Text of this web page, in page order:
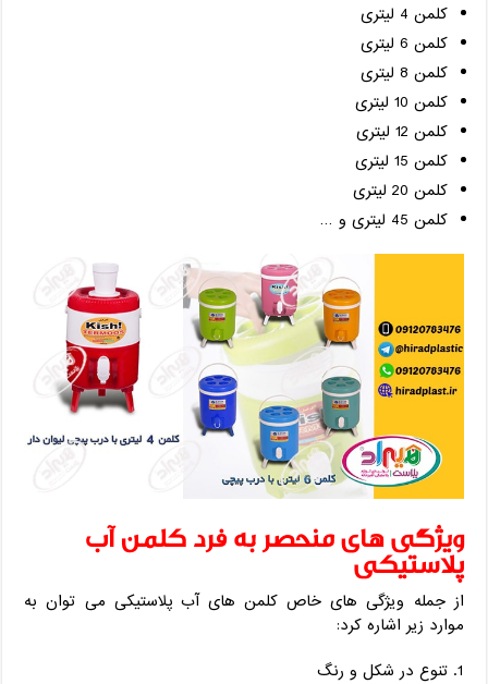
کلمن 4 لیتری
کلمن 6 لیتری
کلمن 8 لیتری
کلمن 10 لیتری
کلمن 12 لیتری
کلمن 15 لیتری
کلمن 20 لیتری
کلمن 45 لیتری و …
ویژگی های منحصر به فرد کلمن آب
پلاستیکی
از جمله ویژگی های خاص کلمن های آب پلاستیکی می توان به
موارد زیر اشاره کرد:
تنوع در شکل و رنگ